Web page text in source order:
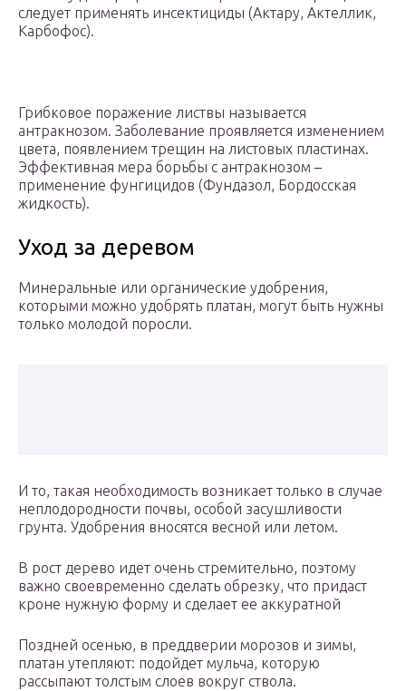
следует применять инсектициды (Актару, Актеллик,
Карбофос).
Грибковое поражение листвы называется
антракнозом. Заболевание проявляется изменением
цвета, появлением трещин на листовых пластинах.
Эффективная мера борьбы с антракнозом –
применение фунгицидов (Фундазол, Бордосская
жидкость).
Уход за деревом
Минеральные или органические удобрения,
которыми можно удобрять платан, могут быть нужны
только молодой поросли.
И то, такая необходимость возникает только в случае
неплодородности почвы, особой засушливости
грунта. Удобрения вносятся весной или летом.
В рост дерево идет очень стремительно, поэтому
важно своевременно сделать обрезку, что придаст
кроне нужную форму и сделает ее аккуратной
Поздней осенью, в преддверии морозов и зимы,
платан утепляют: подойдет мульча, которую
рассыпают толстым слоев вокруг ствола.